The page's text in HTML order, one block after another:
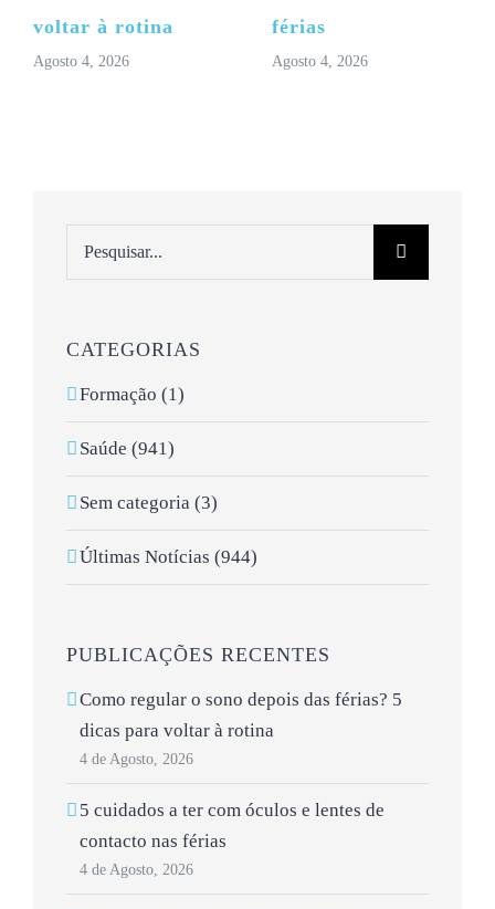
voltar à rotina
Agosto 4, 2026
férias
Agosto 4, 2026
CATEGORIAS
Formação (1)
Saúde (941)
Sem categoria (3)
Últimas Notícias (944)
PUBLICAÇÕES RECENTES
Como regular o sono depois das férias? 5
dicas para voltar à rotina
4 de Agosto, 2026
5 cuidados a ter com óculos e lentes de
contacto nas férias
4 de Agosto, 2026